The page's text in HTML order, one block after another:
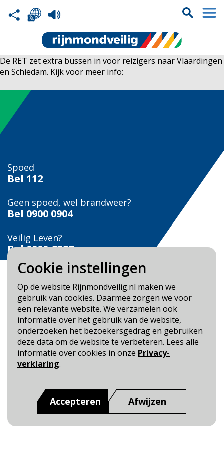
Cookie instellingen
Op de website Rijnmondveilig.nl maken we
gebruik van cookies. Daarmee zorgen we voor
een relevante website. We verzamelen ook
informatie over het gebruik van de website,
onderzoeken het bezoekersgedrag en gebruiken
deze data om de website te verbeteren. Lees alle
informatie over cookies in onze Privacy-
verklaring.
Accepteren Afwijzen
De RET zet extra bussen in voor reizigers naar Vlaardingen
en Schiedam. Kijk voor meer info:
Spoed
Bel 112
Geen spoed, wel brandweer?
Bel 0900 0904
Veilig Leven?
Bel 0900-8387
Blijf op de hoogte
Cookie- en Privacybeleid
Toegankelijkheid